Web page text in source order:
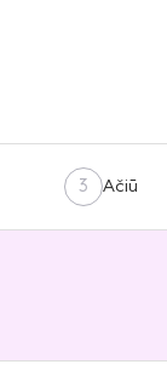
3 Ačiū